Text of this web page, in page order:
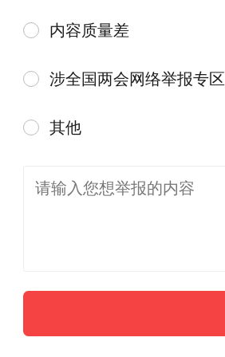
内容质量差
涉全国两会网络举报专区
其他